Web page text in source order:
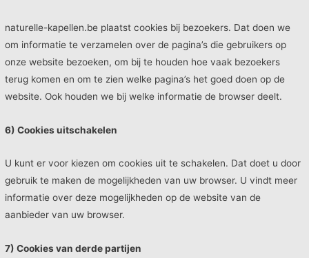
naturelle-kapellen.be plaatst cookies bij bezoekers. Dat doen we
om informatie te verzamelen over de pagina’s die gebruikers op
onze website bezoeken, om bij te houden hoe vaak bezoekers
terug komen en om te zien welke pagina’s het goed doen op de
website. Ook houden we bij welke informatie de browser deelt.
6) Cookies uitschakelen
U kunt er voor kiezen om cookies uit te schakelen. Dat doet u door
gebruik te maken de mogelijkheden van uw browser. U vindt meer
informatie over deze mogelijkheden op de website van de
aanbieder van uw browser.
7) Cookies van derde partijen